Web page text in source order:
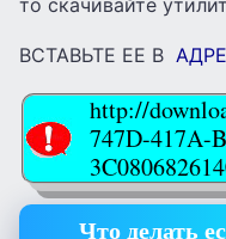
то скачивайте
ВСТАВЬТЕ ЕЕ В
http://
747D-417A-
Что делать